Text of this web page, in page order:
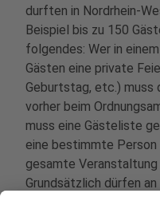
durften in Nordrhein-
Beispiel bis zu 150
folgendes: Wer in
Gästen eine private
Geburtstag, etc.) muss
vorher beim
muss eine Gästeliste
eine bestimmte Person
gesamte
Grundsätzlich dürfen